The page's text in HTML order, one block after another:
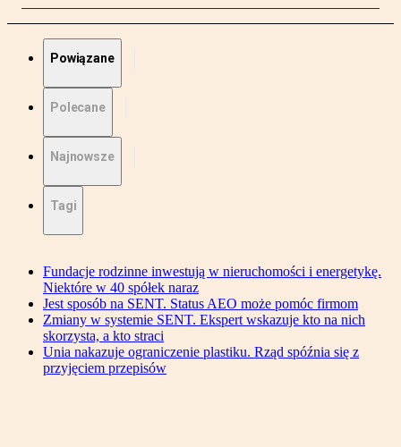
Powiązane
Polecane
Najnowsze
Tagi
Fundacje rodzinne inwestują w nieruchomości i energetykę.
Niektóre w 40 spółek naraz
Jest sposób na SENT. Status AEO może pomóc firmom
Zmiany w systemie SENT. Ekspert wskazuje kto na nich
skorzysta, a kto straci
Unia nakazuje ograniczenie plastiku. Rząd spóźnia się z
przyjęciem przepisów